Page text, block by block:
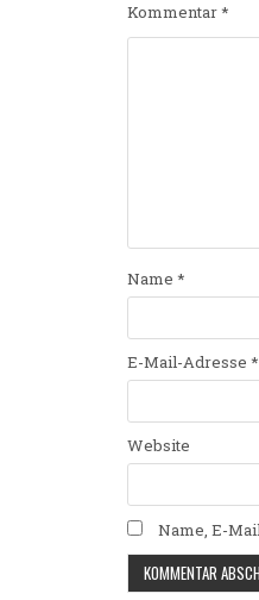
Kommentar*
Name *
E-Mail-Adresse *
Website
Name, E-